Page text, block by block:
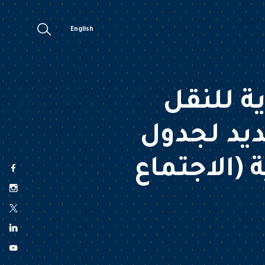
English
للنقل
لجدول
(الاجتماع